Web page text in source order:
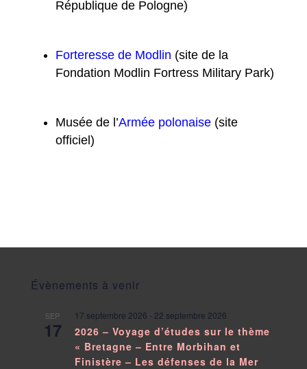
République de Pologne)
Forteresse de Modlin (site de la
Fondation Modlin Fortress Military Park)
Musée de l’Armée polonaise(site
officiel)
Évènements à venir
SEP
17
17 septembre 2026 - 22 septembre 2026
2026 – Voyage d’études sur le thème
« Bretagne – Entre Morbihan et
Finistère – Les défenses de la Mer